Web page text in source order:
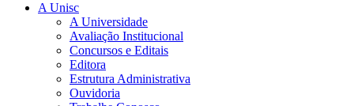
A Unisc
A Universidade
Avaliação Institucional
Concursos e Editais
Editora
Estrutura Administrativa
Ouvidoria